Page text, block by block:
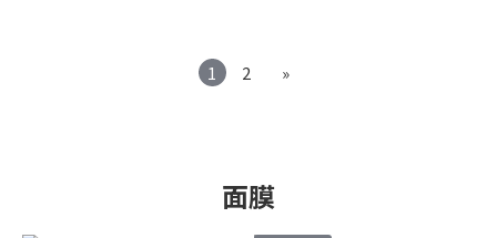
1 2 »
面膜